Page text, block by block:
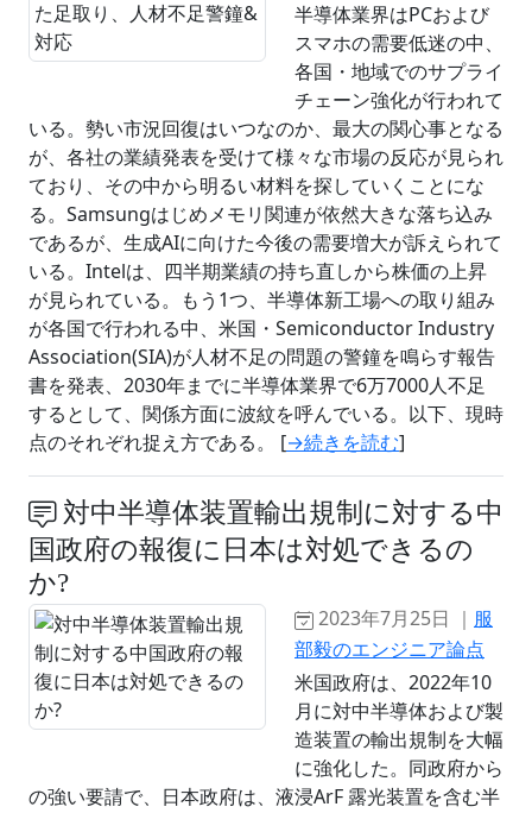
半導体業界はPCおよび
スマホの需要低迷の中、
各国・地域でのサプライ
チェーン強化が行われて
いる。勢い市況回復はいつなのか、最大の関心事となる
が、各社の業績発表を受けて様々な市場の反応が見られ
ており、その中から明るい材料を探していくことにな
る。Samsungはじめメモリ関連が依然大きな落ち込み
であるが、生成AIに向けた今後の需要増大が訴えられて
いる。Intelは、四半期業績の持ち直しから株価の上昇
が見られている。もう1つ、半導体新工場への取り組み
が各国で行われる中、米国・Semiconductor Industry
Association(SIA)が人材不足の問題の警鐘を鳴らす報告
書を発表、2030年までに半導体業界で6万7000人不足
するとして、関係方面に波紋を呼んでいる。以下、現時
点のそれぞれ捉え方である。 [→続きを読む]
対中半導体装置輸出規制に対する中
国政府の報復に日本は対処できるの
か?
2023年7月25日 ｜ 服
部毅のエンジニア論点
米国政府は、2022年10
月に対中半導体および製
造装置の輸出規制を大幅
に強化した。同政府から
の強い要請で、日本政府は、液浸ArF 露光装置を含む半